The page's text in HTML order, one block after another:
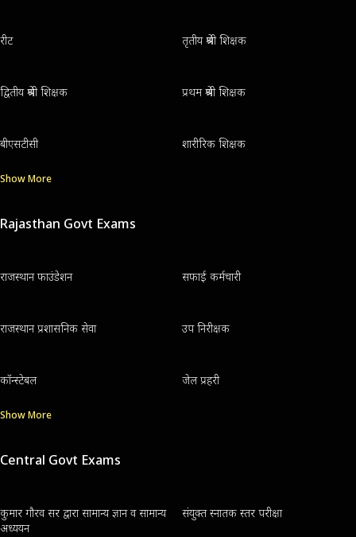
रीट तृतीय श्रेणी शिक्षक
द्वितीय श्रेणी शिक्षक प्रथम श्रेणी शिक्षक
बीएसटीसी शारीरिक शिक्षक
Show More
Rajasthan Govt Exams
राजस्थान फाउंडेशन सफाई कर्मचारी
राजस्थान प्रशासनिक सेवा उप निरीक्षक
कॉन्स्टेबल जेल प्रहरी
Show More
Central Govt Exams
कुमार गौरव सर द्वारा सामान्य ज्ञान व सामान्य
अध्ययन
संयुक्त स्नातक स्तर परीक्षा